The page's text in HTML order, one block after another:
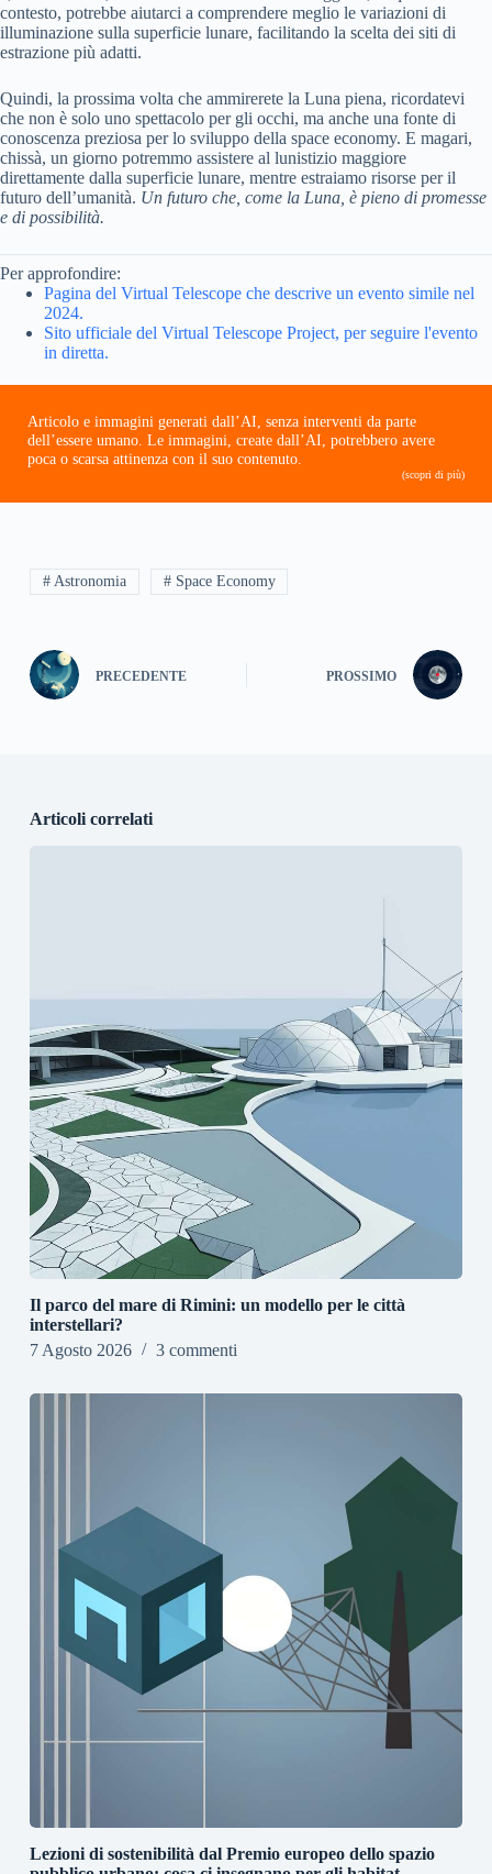
contesto, potrebbe aiutarci a comprendere meglio le variazioni di
illuminazione sulla superficie lunare, facilitando la scelta dei siti di
estrazione più adatti.
Quindi, la prossima volta che ammirerete la Luna piena, ricordatevi
che non è solo uno spettacolo per gli occhi, ma anche una fonte di
conoscenza preziosa per lo sviluppo della space economy. E magari,
chissà, un giorno potremmo assistere al lunistizio maggiore
direttamente dalla superficie lunare, mentre estraiamo risorse per il
futuro dell’umanità. Un futuro che, come la Luna, è pieno di promesse
e di possibilità.
Per approfondire:
Pagina del Virtual Telescope che descrive un evento simile nel
2024.
Sito ufficiale del Virtual Telescope Project, per seguire l'evento
in diretta.
Articolo e immagini generati dall’AI, senza interventi da parte
dell’essere umano. Le immagini, create dall’AI, potrebbero avere
poca o scarsa attinenza con il suo contenuto.
(scopri di più)
# Astronomia # Space Economy
PRECEDENTE PROSSIMO
Articoli correlati
Il parco del mare di Rimini: un modello per le città
interstellari?
7 Agosto 2026
3 commenti
Lezioni di sostenibilità dal Premio europeo dello spazio